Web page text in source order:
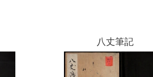
八丈筆記